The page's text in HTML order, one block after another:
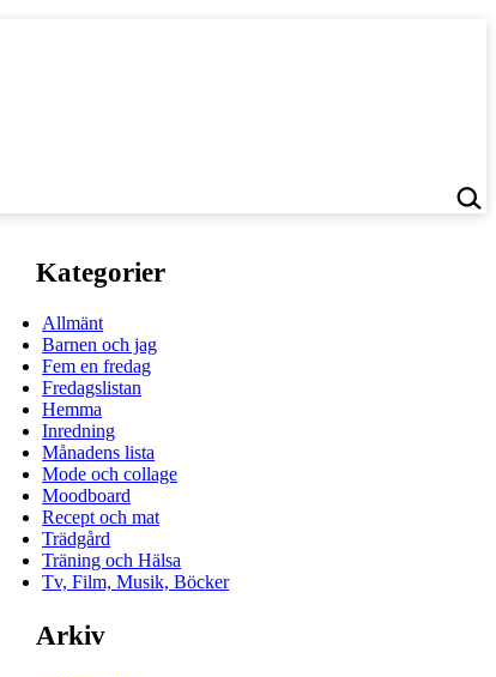
Kategorier
Allmänt
Barnen och jag
Fem en fredag
Fredagslistan
Hemma
Inredning
Månadens lista
Mode och collage
Moodboard
Recept och mat
Trädgård
Träning och Hälsa
Tv, Film, Musik, Böcker
Arkiv